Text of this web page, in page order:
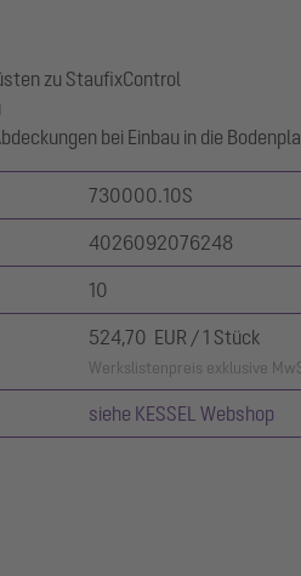
zu StaufixControl
bei Einbau in die
730000.10S
4026092076248
10
524,70 EUR / 1 Stück
Werkslistenpreis exklusive
siehe KESSEL Webshop